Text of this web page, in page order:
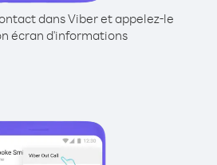
dans Viber et appelez-le
écran d'informations